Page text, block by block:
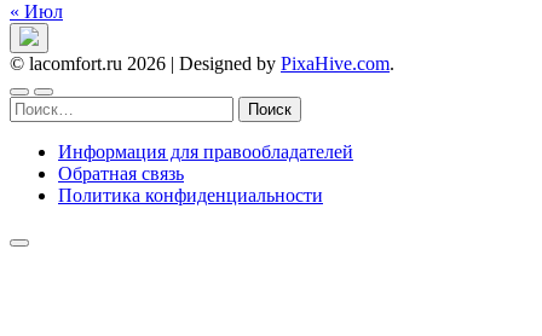
« Июл
© lacomfort.ru 2026 | Designed by PixaHive.com.
Найти:
Информация для правообладателей
Обратная связь
Политика конфиденциальности